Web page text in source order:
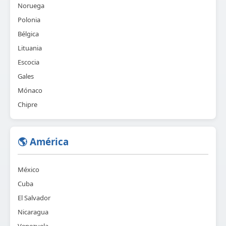
Noruega
Polonia
Bélgica
Lituania
Escocia
Gales
Mónaco
Chipre
🌎 América
México
Cuba
El Salvador
Nicaragua